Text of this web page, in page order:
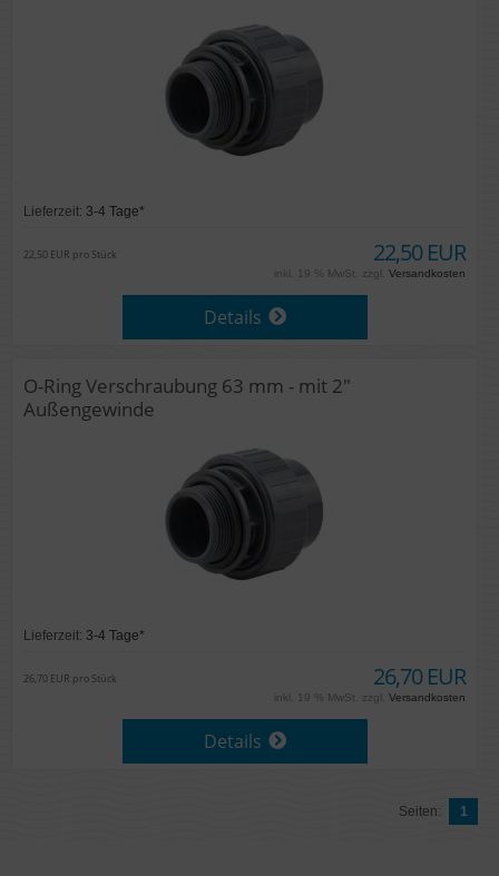
Lieferzeit: 3-4 Tage*
22,50 EUR
22,50 EUR pro Stück
inkl. 19 % MwSt. zzgl.Versandkosten
Details
O-Ring Verschraubung 63 mm - mit 2"
Außengewinde
Lieferzeit: 3-4 Tage*
26,70 EUR
26,70 EUR pro Stück
inkl. 19 % MwSt. zzgl.Versandkosten
Details
Seiten: 1